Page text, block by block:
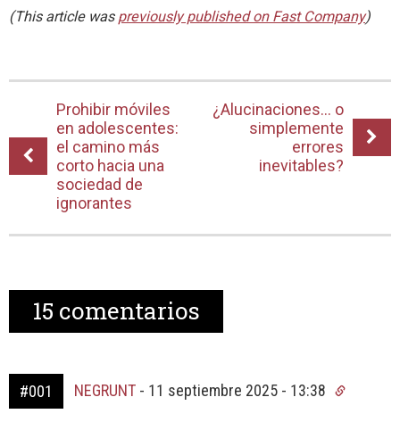
(This article was previously published on Fast Company)
Prohibir móviles
en adolescentes:
el camino más
corto hacia una
sociedad de
ignorantes
¿Alucinaciones… o
simplemente
errores
inevitables?
15 comentarios
#001 NEGRUNT - 11 septiembre 2025 - 13:38